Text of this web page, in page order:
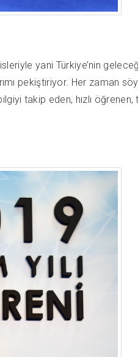
yani Türkiye’nin
pekiştiriyor. Her zaman
takip eden, hızlı